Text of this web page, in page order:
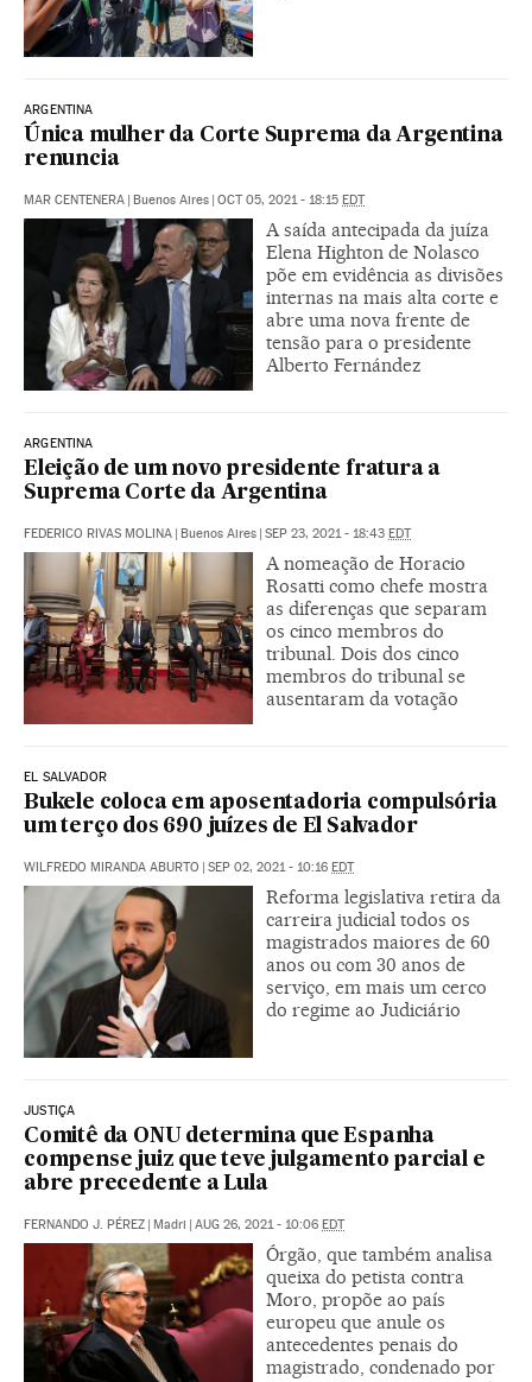
ARGENTINA
Única mulher da Corte Suprema da Argentina
renuncia
MAR CENTENERA Buenos Aires OCT 05, 2021 - 18:15 EDT
A saída antecipada da juíza
Elena Highton de Nolasco
põe em evidência as divisões
internas na mais alta corte e
abre uma nova frente de
tensão para o presidente
Alberto Fernández
ARGENTINA
Eleição de um novo presidente fratura a
Suprema Corte da Argentina
FEDERICO RIVAS MOLINA | Buenos Aires | SEP 23, 2021 - 18:43 EDT
A nomeação de Horacio
Rosatti como chefe mostra
as diferenças que separam
os cinco membros do
tribunal. Dois dos cinco
membros do tribunal se
ausentaram da votação
EL SALVADOR
Bukele coloca em aposentadoria compulsória
um terço dos 690 juízes de El Salvador
WILFREDO MIRANDA ABURTO | SEP 02, 2021 - 10:16 EDT
Reforma legislativa retira da
carreira judicial todos os
magistrados maiores de 60
anos ou com 30 anos de
serviço, em mais um cerco
do regime ao Judiciário
JUSTIÇA
Comitê da ONU determina que Espanha
compense juiz que teve julgamento parcial e
abre precedente a Lula
FERNANDO J. PÉREZ | Madri | AUG 26, 2021 - 10:06 EDT
Órgão, que também analisa
queixa do petista contra
Moro, propõe ao país
europeu que anule os
antecedentes penais do
magistrado, condenado por